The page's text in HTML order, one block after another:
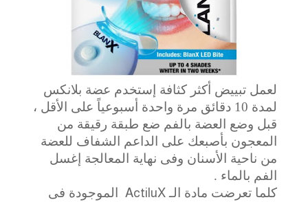
لعمل تبييض أكثر كثافة إستخدم عضة بلانكس
لمدة 10 دقائق مرة واحدة أسبوعياً على الأقل ،
قبل وضع العضة بالفم ضع طبقة رقيقة من
المعجون بأصبعك على الداعم الشفاف للعضة
من ناحية الأسنان وفى نهاية المعالجة إغسل
الفم بالماء .
كلما تعرضت مادة الـ ActiluX
الموجودة فى